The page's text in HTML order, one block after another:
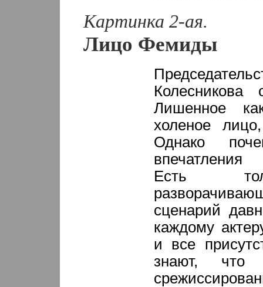
Картинка 2-ая.
Лицо Фемиды
Колесникова
Лишенное
холеное
Однако
впечатления
Есть
сценарий
каждому
и все
знают, что